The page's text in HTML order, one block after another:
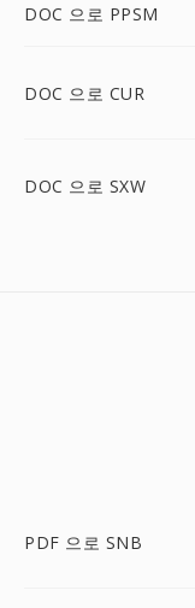
DOC 으로 PPSM
DOC 으로 CUR
DOC 으로 SXW
PDF 으로 SNB